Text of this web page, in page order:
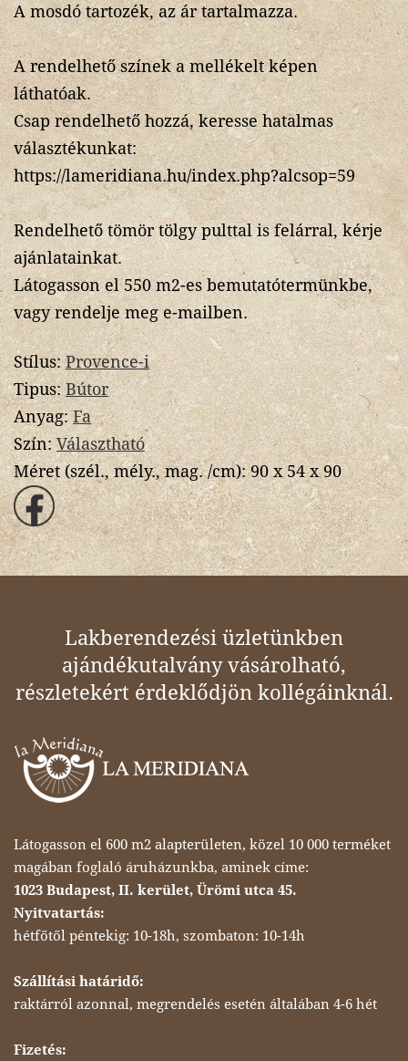
A mosdó tartozék, az ár tartalmazza.
A rendelhető színek a mellékelt képen
láthatóak.
Csap rendelhető hozzá, keresse hatalmas
választékunkat:
https://lameridiana.hu/index.php?alcsop=59
Rendelhető tömör tölgy pulttal is felárral, kérje
ajánlatainkat.
Látogasson el 550 m2-es bemutatótermünkbe,
vagy rendelje meg e-mailben.
Stílus:Provence-i
Tipus:Bútor
Anyag:Fa
Szín:Választható
Méret (szél., mély., mag. /cm):90 x 54 x 90
Lakberendezési üzletünkben
ajándékutalvány vásárolható,
részletekért érdeklődjön kollégáinknál.
Látogasson el 600 m2 alapterületen, közel 10 000 terméket
magában foglaló áruházunkba, aminek címe:
1023 Budapest, II. kerület, Ürömi utca 45.
Nyitvatartás:
hétfőtől péntekig: 10-18h, szombaton: 10-14h
Szállítási határidő:
raktárról azonnal, megrendelés esetén általában 4-6 hét
Fizetés: